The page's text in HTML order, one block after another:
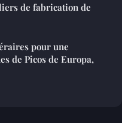
de fabrication de
pour une
de Picos de Europa,